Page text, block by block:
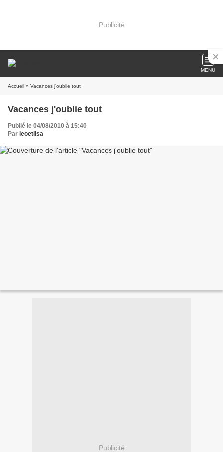
Publicité
MENU
Accueil » Vacances j'oublie tout
Vacances j'oublie tout
Publié le 04/08/2010 à 15:40
Par leoetlisa
Publicité